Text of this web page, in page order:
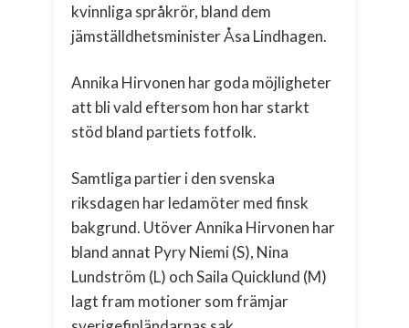
kvinnliga språkrör, bland dem
jämställdhetsminister Åsa Lindhagen.
Annika Hirvonen har goda möjligheter
att bli vald eftersom hon har starkt
stöd bland partiets fotfolk.
Samtliga partier i den svenska
riksdagen har ledamöter med finsk
bakgrund. Utöver Annika Hirvonen har
bland annat Pyry Niemi (S), Nina
Lundström (L) och Saila Quicklund (M)
lagt fram motioner som främjar